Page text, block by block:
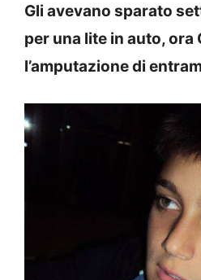
Gli avevano sparato
per una lite in auto, ora
l’amputazione di